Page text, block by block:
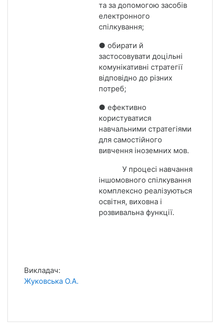
та за допомогою засобів
електронного
спілкування;
● обирати й
застосовувати доцільні
комунікативні стратегії
відповідно до різних
потреб;
● ефективно
користуватися
навчальними стратегіями
для самостійного
вивчення іноземних мов.
У процесі навчання
іншомовного спілкування
комплексно реалізуються
освітня, виховна і
розвивальна функції.
Викладач:
Жуковська О.А.